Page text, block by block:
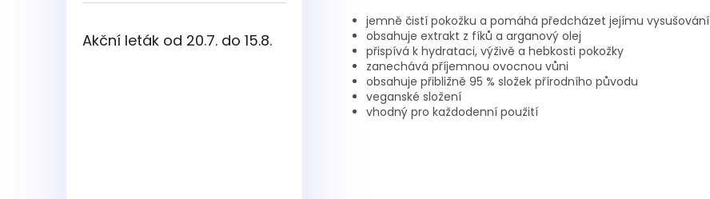
Akční leták od 20.7. do 15.8.
jemně čistí pokožku a pomáhá předcházet jejímu vysušování
obsahuje extrakt z fíků a arganový olej
přispívá k hydrataci, výživě a hebkosti pokožky
zanechává příjemnou ovocnou vůni
obsahuje přibližně 95 % složek přírodního původu
veganské složení
vhodný pro každodenní použití